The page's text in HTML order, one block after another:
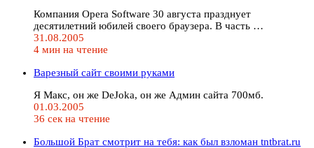
Компания Opera Software 30 августа празднует
десятилетний юбилей своего браузера. В часть …
31.08.2005
4 мин на чтение
Варезный сайт своими руками
Я Макс, он же DeJoka, он же Админ сайта 700мб.
01.03.2005
36 сек на чтение
Большой Брат смотрит на тебя: как был взломан tntbrat.ru